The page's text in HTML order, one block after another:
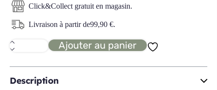
Click&Collect gratuit en magasin.
Livraison à partir de99,90 €.
quantité
de
Canapé
3P
convertibles
Ajouter au panier
Description